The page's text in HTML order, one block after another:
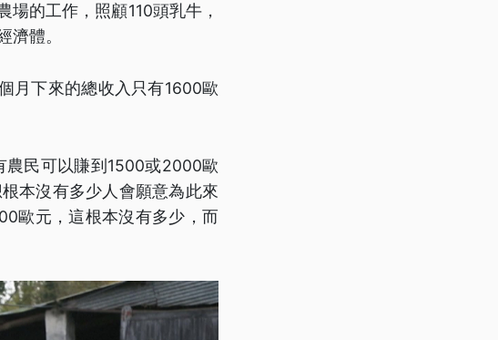
的工作，照顧110頭乳牛，
體。
月下來的總收入只有1600歐
農民可以賺到1500或2000歐
本沒有多少人會願意為此來
歐元，這根本沒有多少，而